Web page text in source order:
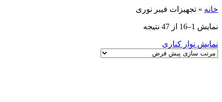
خانه » تجهیزات فیبر نوری
نمایش 1–16 از 47 نتیجه
نمایش نوار کناری